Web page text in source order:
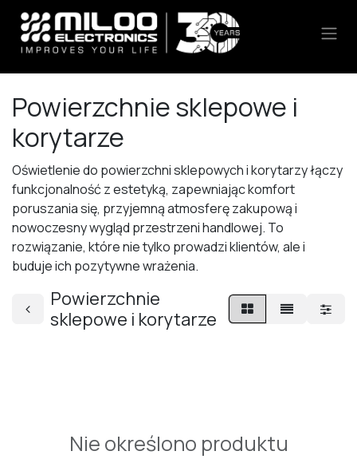
Skip to Content
Powierzchnie sklepowe i
korytarze
Oświetlenie do powierzchni sklepowych i korytarzy łączy
funkcjonalność z estetyką, zapewniając komfort
poruszania się, przyjemną atmosferę zakupową i
nowoczesny wygląd przestrzeni handlowej. To
rozwiązanie, które nie tylko prowadzi klientów, ale i
buduje ich pozytywne wrażenia.
Powierzchnie
sklepowe i korytarze
Nie określono produktu